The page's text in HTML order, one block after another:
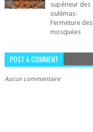
supérieur des
oulémas-
Fermeture des
mosquées
POST A COMMENT
Aucun commentaire